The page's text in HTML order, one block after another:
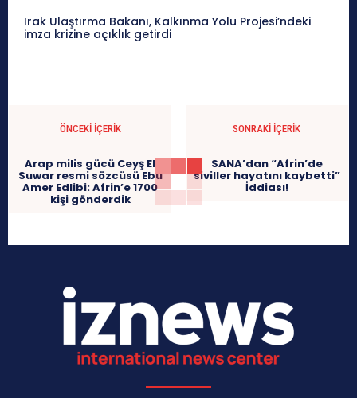
Irak Ulaştırma Bakanı, Kalkınma Yolu Projesi’ndeki
imza krizine açıklık getirdi
ÖNCEKI İÇERIK
Arap milis gücü Ceyş El
Suwar resmi sözcüsü Ebu
Amer Edlibi: Afrin’e 1700
kişi gönderdik
SONRAKI İÇERIK
SANA’dan “Afrin’de
siviller hayatını kaybetti”
İddiası!